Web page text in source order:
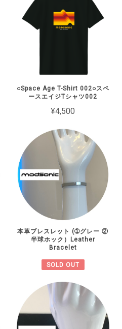
○Space Age T-Shirt 002○スペ
ースエイジTシャツ002
¥4,500
本革ブレスレット (➀グレー ②
半球ホック）Leather
Bracelet
SOLD OUT